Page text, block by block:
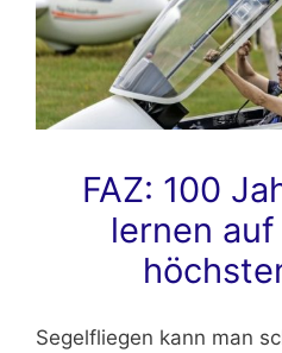
FAZ: 100
lernen
Segelfliegen kann man